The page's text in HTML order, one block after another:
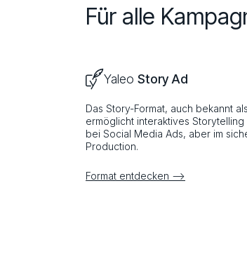
Für alle
Yaleo Story Ad
Das Story-Format, auch bekannt
ermöglicht interaktives
bei Social Media Ads, aber im
Production.
Format entdecken –>